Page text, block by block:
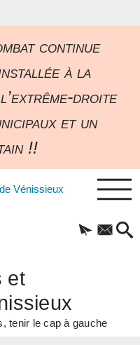
continue
à la
droite
et un
!!
et
tenir le cap à gauche